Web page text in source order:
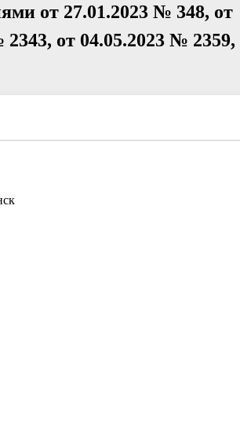
от 27.01.2023 № 348, от
от 04.05.2023 № 2359,